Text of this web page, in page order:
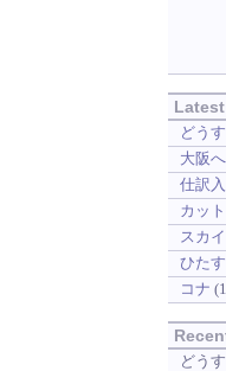
どう
大阪へ
仕訳
カット
スカ
ひた
コナ
どう